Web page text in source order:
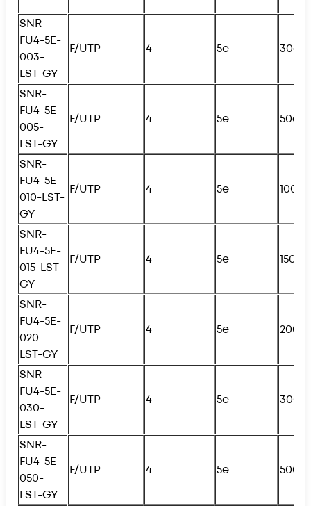
SNR-
FU4-5E-
003-
LST-GY
F/UTP 4 5e 30см
SNR-
FU4-5E-
005-
LST-GY
F/UTP 4 5e 50см
SNR-
FU4-5E-
010-LST-
GY
F/UTP 4 5e
SNR-
FU4-5E-
015-LST-
GY
F/UTP 4 5e 150см
SNR-
FU4-5E-
020-
LST-GY
F/UTP 4 5e
SNR-
FU4-5E-
030-
LST-GY
F/UTP 4 5e
SNR-
FU4-5E-
050-
LST-GY
F/UTP 4 5e